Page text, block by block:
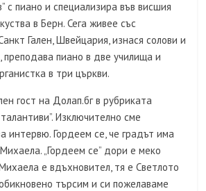
с пиано и специализира във висшия
в Берн. Сега живее със
Гален, Швейцария, изнася солови и
преподава пиано в две училища и
в три църкви.
гост на Долап.бг в рубриката
Изключително сме
интервю. Гордеем се, че градът има
„Гордеем се” дори е меко
е вдъхновител, тя е Светлото
търсим и си пожелаваме